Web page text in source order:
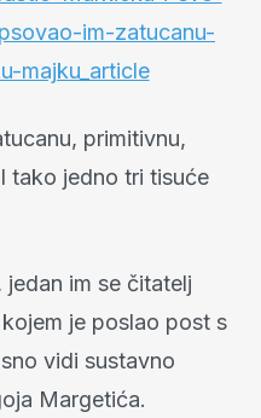
primitivnu,
tako jedno tri tisuće
im se čitatelj
je poslao post s
vidi sustavno
Margetića.